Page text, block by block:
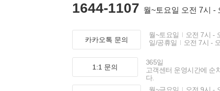
1644-1107 월~토요일 오전 7시 -
카카오톡 문의
월~토요일
오전 7시 -
일/공휴일
오전 7시 -
1:1 문의
365일
고객센터 운영시간에 순
다.